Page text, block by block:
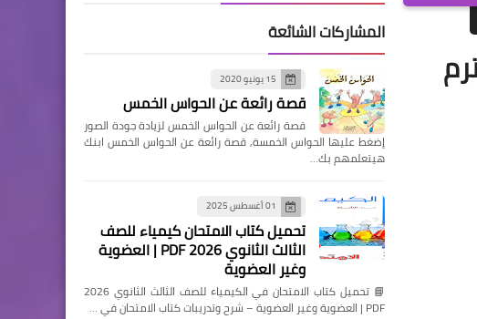
المشاركات الشائعة
15 يونيو 2020
قصة رائعة عن الحواس الخمس
قصة رائعة عن الحواس الخمس لزيادة جودة الصور
إضغط عليها الحواس الخمسة, قصة رائعة عن الحواس الخمس ابنك
هيتعلمهم بك…
01 أغسطس 2025
تحميل كتاب الامتحان كيمياء للصف
الثالث الثانوي 2026 PDF | العضوية
وغير العضوية
📘 تحميل كتاب الامتحان في الكيمياء للصف الثالث الثانوي 2026
PDF | العضوية وغير العضوية – شرح وتدريبات كتاب الامتحان في …